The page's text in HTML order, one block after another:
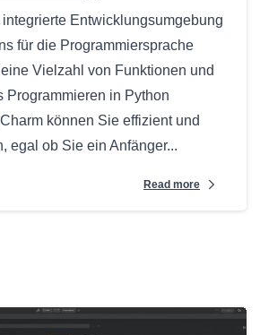
Entwicklungsumgebung
für die Programmiersprache
Vielzahl von Funktionen und
Programmieren in Python
können Sie effizient und
egal ob Sie ein Anfänger...
Read more